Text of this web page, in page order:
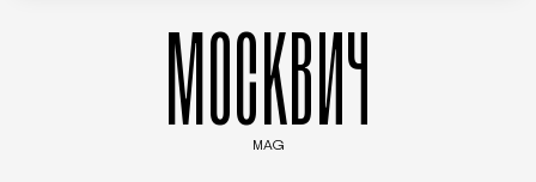
МОСКВИЧ
MAG